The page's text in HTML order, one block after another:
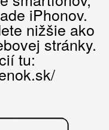
iPhonov.
nižšie ako
stránky.
tu: